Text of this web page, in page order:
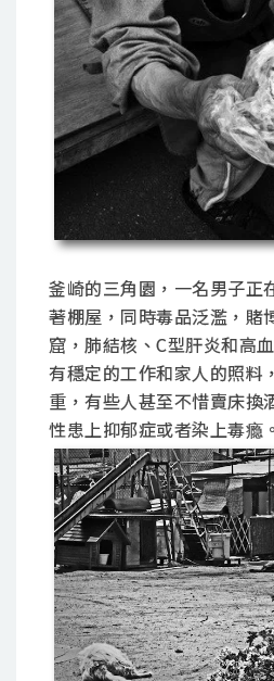
釜崎的三角園，一名男子正
著棚屋，同時毒品泛濫，賭
窟，肺結核、C型肝炎和高
有穩定的工作和家人的照料
重，有些人甚至不惜賣床換
性患上抑郁症或者染上毒瘾。